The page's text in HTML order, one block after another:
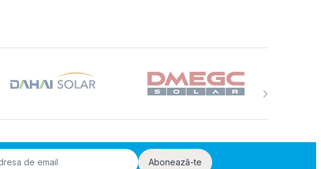
Abonează-te